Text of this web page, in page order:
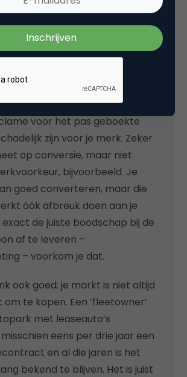
niet altijd ‘in de
te kopen
over ‘mislukte’
in dit artikel geven aan dat
niet per se altijd hoeft
net niet goed geschoten,
voor het pas geboekte
zijn voor je merk. Zeker
op conversie, maar niet
bijvoorbeeld. Je
goed converteren, maar die
óók afbreuk doen aan je
de juiste boodschap bij de
af te leveren –
– voorkom je dat.
ook goed: je markt is niet altijd
te kopen. Een ‘fleetowner’
met leaseauto’s
eens per drie jaar een
en al die jaren is het
bekend te blijven. Het is juist